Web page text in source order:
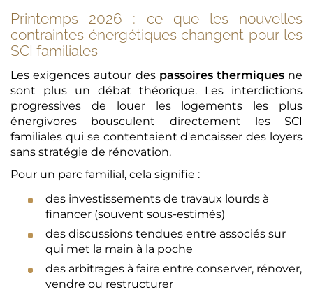
Printemps 2026 : ce que les nouvelles
contraintes énergétiques changent pour les
SCI familiales
Les exigences autour des passoires thermiquesne
sont plus un débat théorique. Les interdictions
progressives de louer les logements les plus
énergivores bousculent directement les SCI
familiales qui se contentaient d'encaisser des loyers
sans stratégie de rénovation.
Pour un parc familial, cela signifie :
des investissements de travaux lourds à
financer (souvent sous-estimés)
des discussions tendues entre associés sur
qui met la main à la poche
des arbitrages à faire entre conserver, rénover,
vendre ou restructurer